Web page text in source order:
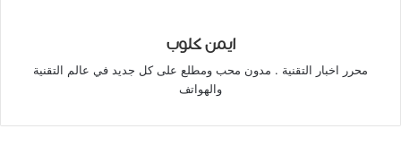
ايمن كلوب
محرر اخبار التقنية . مدون محب ومطلع على كل جديد في عالم التقنية
والهواتف